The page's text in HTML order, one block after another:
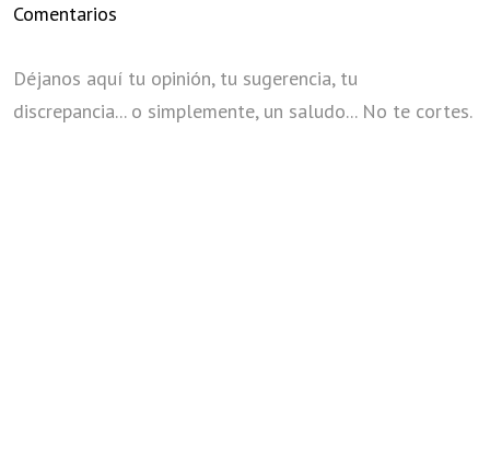
Comentarios
Déjanos aquí tu opinión, tu sugerencia, tu
discrepancia... o simplemente, un saludo... No te cortes.